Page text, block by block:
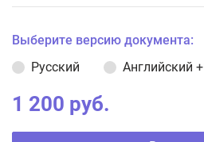
Выберите версию документа:
Русский
Английский
1 200 руб.